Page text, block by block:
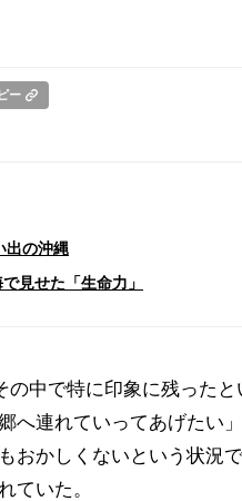
ー
出の沖縄
見せた「生命力」
中で特に印象に残ったと
へ連れていってあげたい
おかしくないという状況
ていた。